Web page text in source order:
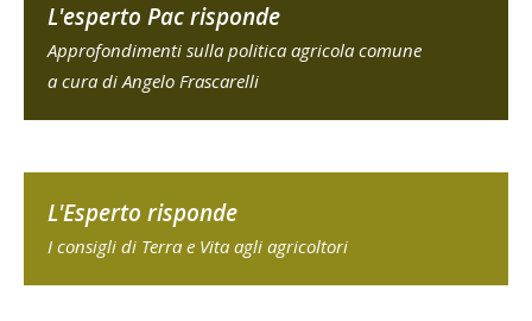
L'esperto Pac risponde
Approfondimenti sulla politica agricola comune
a cura di Angelo Frascarelli
L'Esperto risponde
I consigli di Terra e Vita agli agricoltori